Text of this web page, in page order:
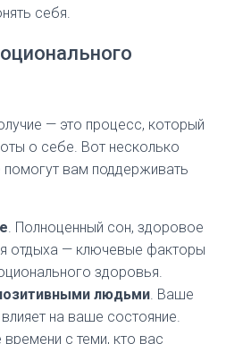
себя.
— это процесс, который
о себе. Вот несколько
вам поддерживать
. Полноценный сон, здоровое
отдыха — ключевые факторы
здоровья.
людьми. Ваше
на ваше состояние.
с теми, кто вас